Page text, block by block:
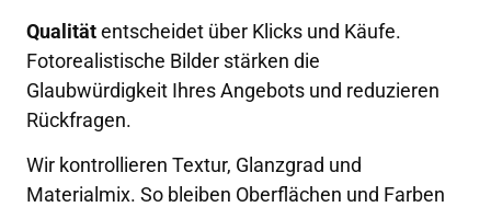
Qualitätentscheidet über Klicks und Käufe.
Fotorealistische Bilder stärken die
Glaubwürdigkeit Ihres Angebots und reduzieren
Rückfragen.
Wir kontrollieren Textur, Glanzgrad und
Materialmix. So bleiben Oberflächen und Farben